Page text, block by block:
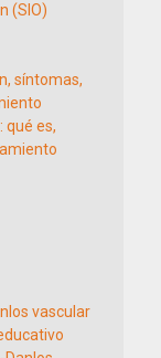
(SIO)
síntomas,
qué es,
vascular